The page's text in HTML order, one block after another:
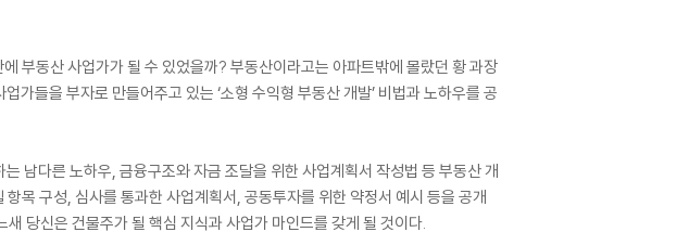
부동산 사업가가 될 수 있었을까? 부동산이라고는 아파트밖에 몰랐던 황 과장
들을 부자로 만들어주고 있는 ‘소형 수익형 부동산 개발’ 비법과 노하우를 공
남다른 노하우, 금융구조와 자금 조달을 위한 사업계획서 작성법 등 부동산 개
목 구성, 심사를 통과한 사업계획서, 공동투자를 위한 약정서 예시 등을 공개
당신은 건물주가 될 핵심 지식과 사업가 마인드를 갖게 될 것이다.